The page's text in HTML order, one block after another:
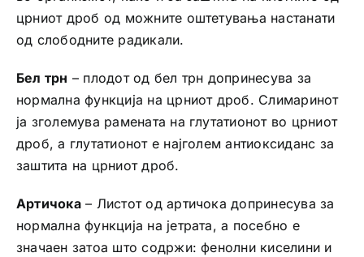
црниот дроб од можните оштетувања настанати
од слободните радикали.
Бел трн – плодот од бел трн допринесува за
нормална функција на црниот дроб. Слимаринот
ја зголемува рамената на глутатионот во црниот
дроб, а глутатионот е најголем антиоксиданс за
заштита на црниот дроб.
Артичока– Листот од артичока допринесува за
нормална функција на јетрата, а посебно е
значаен затоа што содржи: фенолни киселини и